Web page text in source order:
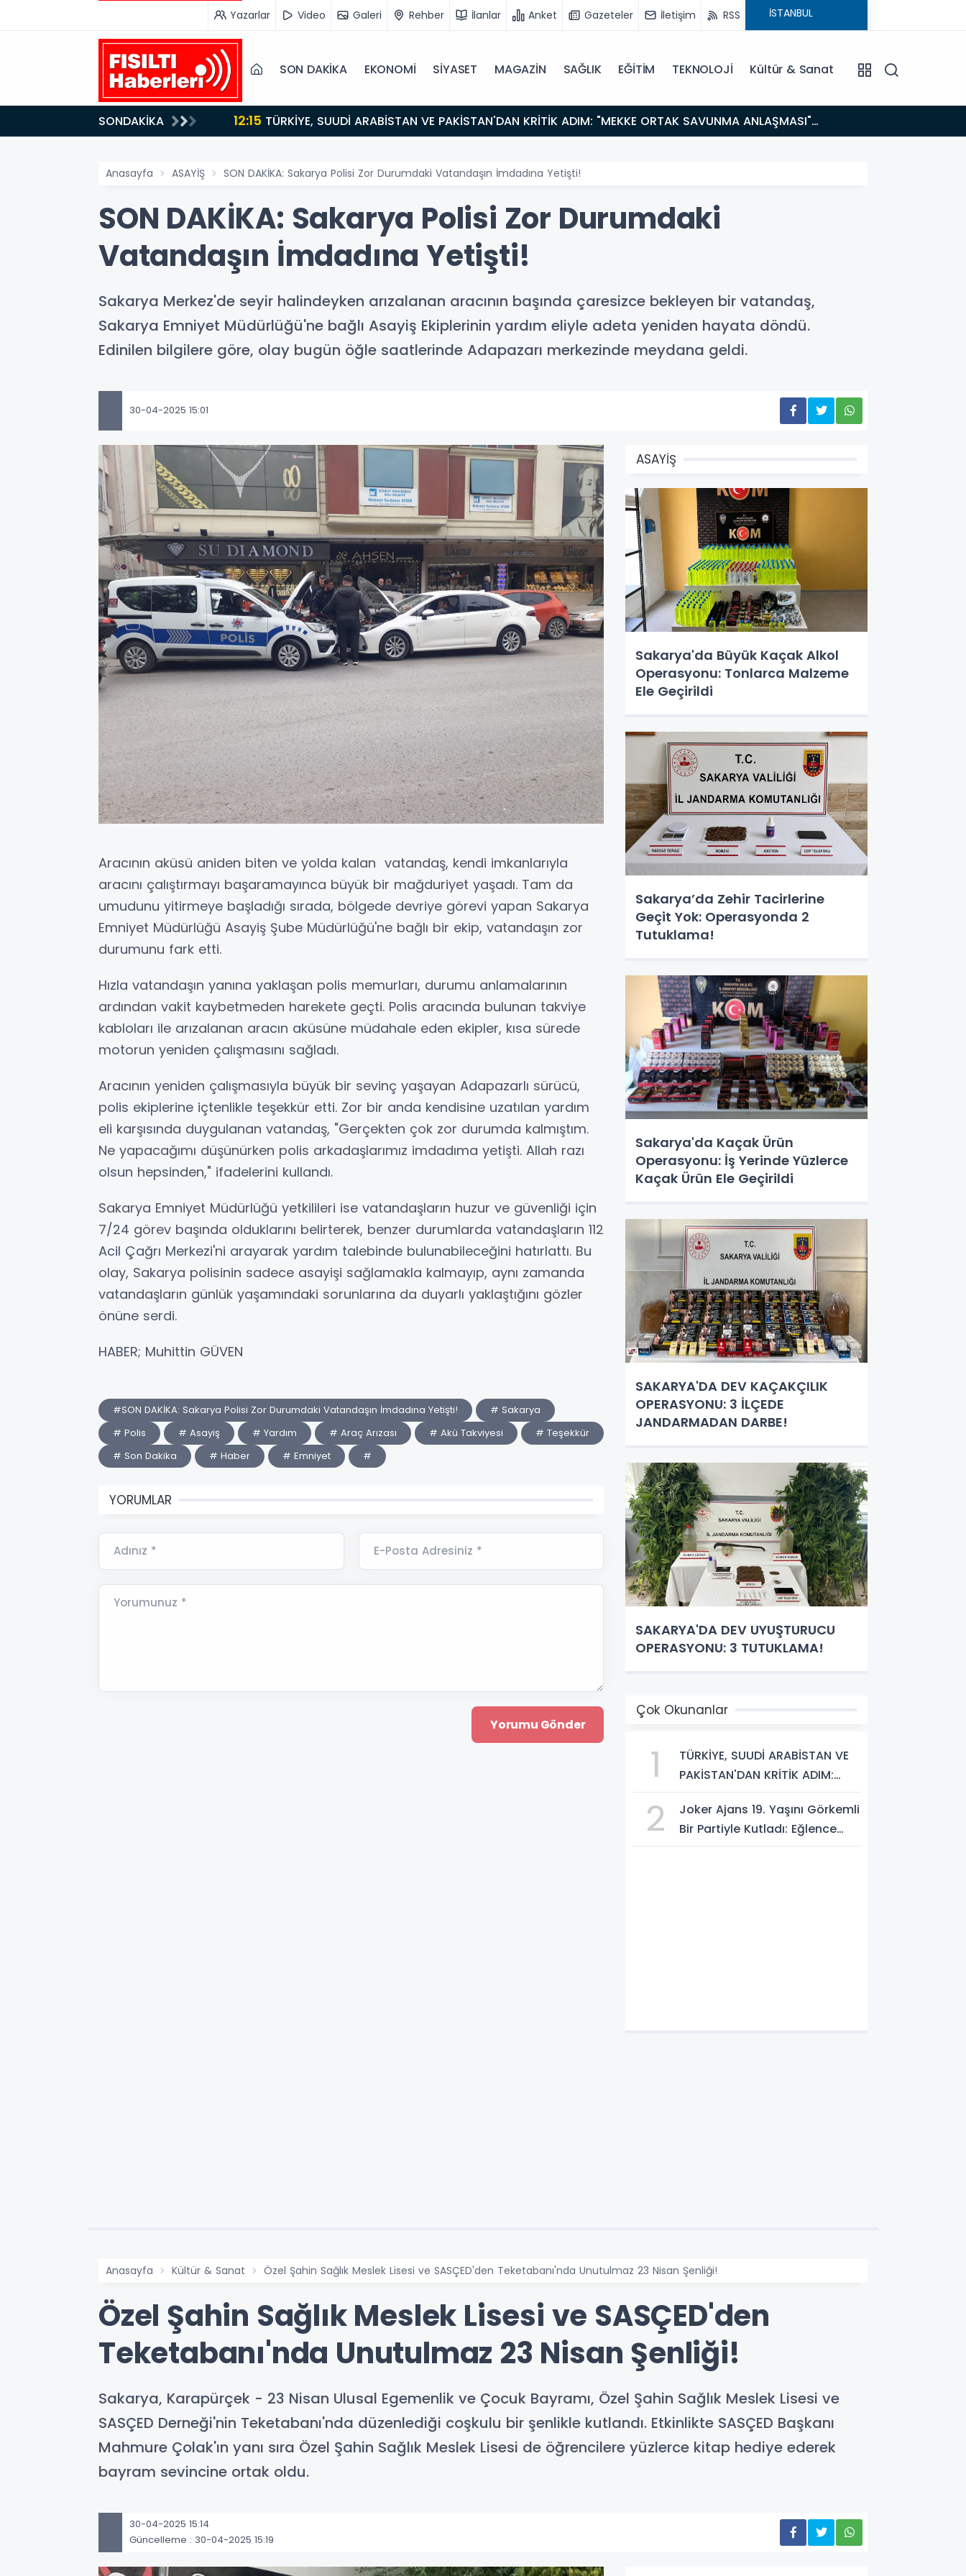
Yazarlar Video Galeri Rehber İlanlar Anket Gazeteler İletişim RSS
SON DAKİKA EKONOMİ SİYASET MAGAZİN SAĞLIK EĞİTİM TEKNOLOJİ Kültür & Sanat
SONDAKİKA 12:15
İMZALANDI!
Uyanacağız"
Anasayfa ASAYİŞ SON DAKİKA: Sakarya Polisi Zor Durumdaki Vatandaşın İmdadına Yetişti!
SON DAKİKA: Sakarya Polisi Zor Durumdaki
Vatandaşın İmdadına Yetişti!
Sakarya Merkez'de seyir halindeyken arızalanan aracının başında çaresizce bekleyen bir vatandaş,
Sakarya Emniyet Müdürlüğü'ne bağlı Asayiş Ekiplerinin yardım eliyle adeta yeniden hayata döndü.
Edinilen bilgilere göre, olay bugün öğle saatlerinde Adapazarı merkezinde meydana geldi.
30-04-2025 15:01
Aracının aküsü aniden biten ve yolda kalan vatandaş, kendi imkanlarıyla
aracını çalıştırmayı başaramayınca büyük bir mağduriyet yaşadı. Tam da
umudunu yitirmeye başladığı sırada, bölgede devriye görevi yapan Sakarya
Emniyet Müdürlüğü Asayiş Şube Müdürlüğü'ne bağlı bir ekip, vatandaşın zor
durumunu fark etti.
Hızla vatandaşın yanına yaklaşan polis memurları, durumu anlamalarının
ardından vakit kaybetmeden harekete geçti. Polis aracında bulunan takviye
kabloları ile arızalanan aracın aküsüne müdahale eden ekipler, kısa sürede
motorun yeniden çalışmasını sağladı.
Aracının yeniden çalışmasıyla büyük bir sevinç yaşayan Adapazarlı sürücü,
polis ekiplerine içtenlikle teşekkür etti. Zor bir anda kendisine uzatılan yardım
eli karşısında duygulanan vatandaş, "Gerçekten çok zor durumda kalmıştım.
Ne yapacağımı düşünürken polis arkadaşlarımız imdadıma yetişti. Allah razı
olsun hepsinden," ifadelerini kullandı.
Sakarya Emniyet Müdürlüğü yetkilileri ise vatandaşların huzur ve güvenliği için
7/24 görev başında olduklarını belirterek, benzer durumlarda vatandaşların 112
Acil Çağrı Merkezi'ni arayarak yardım talebinde bulunabileceğini hatırlattı. Bu
olay, Sakarya polisinin sadece asayişi sağlamakla kalmayıp, aynı zamanda
vatandaşların günlük yaşamındaki sorunlarına da duyarlı yaklaştığını gözler
önüne serdi.
HABER; Muhittin GÜVEN
#SON DAKİKA: Sakarya Polisi Zor Durumdaki Vatandaşın İmdadına Yetişti!
# Sakarya
# Polis
# Asayiş # Yardım # Araç Arızası # Akü Takviyesi
# Teşekkür
# Son Dakika
# Haber # Emniyet #
YORUMLAR
Adınız * E-Posta Adresiniz *
Yorumunuz *
ASAYİŞ
Sakarya'da Büyük Kaçak Alkol
Operasyonu: Tonlarca Malzeme
Ele Geçirildi
Sakarya’da Zehir Tacirlerine
Geçit Yok: Operasyonda 2
Tutuklama!
Sakarya'da Kaçak Ürün
Operasyonu: İş Yerinde Yüzlerce
Kaçak Ürün Ele Geçirildi
SAKARYA'DA DEV KAÇAKÇILIK
OPERASYONU: 3 İLÇEDE
JANDARMADAN DARBE!
SAKARYA'DA DEV UYUŞTURUCU
OPERASYONU: 3 TUTUKLAMA!
Çok Okunanlar
1
TÜRKİYE, SUUDİ ARABİSTAN VE
PAKİSTAN'DAN KRİTİK ADIM:
ANLAŞMASI" İMZALANDI!
2
Joker Ajans 19. Yaşını Görkemli
Bir Partiyle Kutladı: Eğlence
Anasayfa Kültür & Sanat Özel Şahin Sağlık Meslek Lisesi ve SASÇED'den Teketabanı'nda Unutulmaz 23 Nisan Şenliği!
Özel Şahin Sağlık Meslek Lisesi ve SASÇED'den
Teketabanı'nda Unutulmaz 23 Nisan Şenliği!
Sakarya, Karapürçek - 23 Nisan Ulusal Egemenlik ve Çocuk Bayramı, Özel Şahin Sağlık Meslek Lisesi ve
SASÇED Derneği'nin Teketabanı'nda düzenlediği coşkulu bir şenlikle kutlandı. Etkinlikte SASÇED Başkanı
Mahmure Çolak'ın yanı sıra Özel Şahin Sağlık Meslek Lisesi de öğrencilere yüzlerce kitap hediye ederek
bayram sevincine ortak oldu.
30-04-2025 15:14
Güncelleme : 30-04-2025 15:19